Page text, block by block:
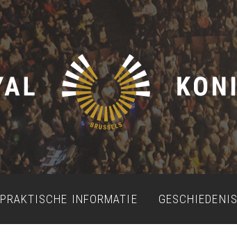
PRAKTISCHE INFORMATIE GESCHIEDENIS